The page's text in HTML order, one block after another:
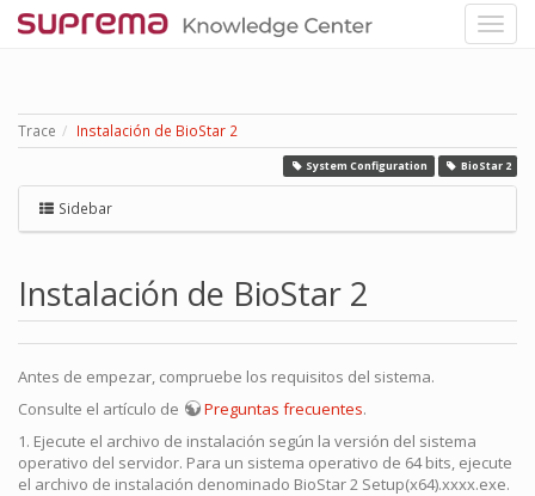
Trace Instalación de BioStar 2
System Configuration BioStar 2
Sidebar
Instalación de BioStar 2
Antes de empezar, compruebe los requisitos del sistema.
Consulte el artículo de
Preguntas frecuentes.
1. Ejecute el archivo de instalación según la versión del sistema
operativo del servidor. Para un sistema operativo de 64 bits, ejecute
el archivo de instalación denominado BioStar 2 Setup(x64).xxxx.exe.